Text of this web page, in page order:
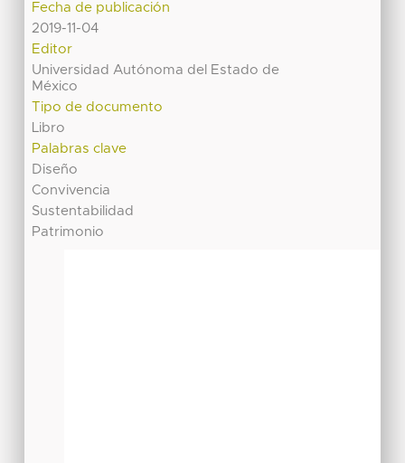
Fecha de publicación
2019-11-04
Editor
Universidad Autónoma del Estado de
México
Tipo de documento
Libro
Palabras clave
Diseño
Convivencia
Sustentabilidad
Patrimonio